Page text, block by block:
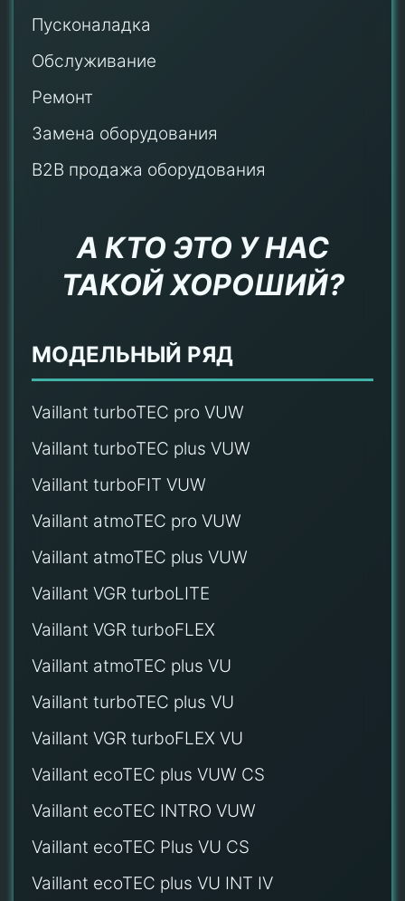
Пусконаладка
Обслуживание
Ремонт
Замена оборудования
B2B продажа оборудования
А КТО ЭТО У НАС
ТАКОЙ ХОРОШИЙ?
МОДЕЛЬНЫЙ РЯД
Vaillant turboTEC pro VUW
Vaillant turboTEC plus VUW
Vaillant turboFIT VUW
Vaillant atmoTEC pro VUW
Vaillant atmoTEC plus VUW
Vaillant VGR turboLITE
Vaillant VGR turboFLEX
Vaillant atmoTEC plus VU
Vaillant turboTEC plus VU
Vaillant VGR turboFLEX VU
Vaillant ecoTEC plus VUW CS
Vaillant ecoTEC INTRO VUW
Vaillant ecoTEC Plus VU CS
Vaillant ecoTEC plus VU INT IV